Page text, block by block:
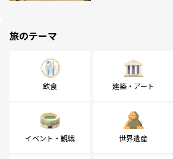
旅のテーマ
飲食 建築・アート
イベント・観戦 世界遺産